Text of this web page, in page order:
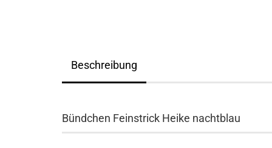
Beschreibung
Bündchen Feinstrick Heike nachtblau